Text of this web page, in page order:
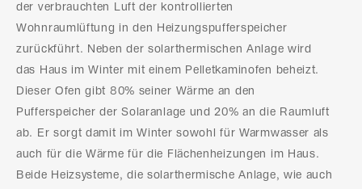
der verbrauchten Luft der kontrollierten
Wohnraumlüftung in den Heizungspufferspeicher
zurückführt. Neben der solarthermischen Anlage wird
das Haus im Winter mit einem Pelletkaminofen beheizt.
Dieser Ofen gibt 80% seiner Wärme an den
Pufferspeicher der Solaranlage und 20% an die Raumluft
ab. Er sorgt damit im Winter sowohl für Warmwasser als
auch für die Wärme für die Flächenheizungen im Haus.
Beide Heizsysteme, die solarthermische Anlage, wie auch